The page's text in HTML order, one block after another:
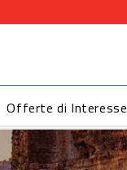
Offerte di Interesse